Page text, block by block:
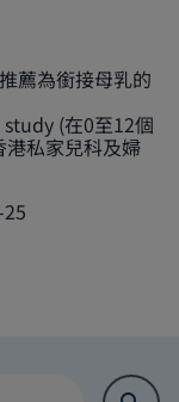
薦為銜接母乳的
(在0至12個
私家兒科及婦